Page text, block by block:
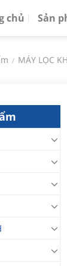
chủ Sản
/ MÁY LỌC